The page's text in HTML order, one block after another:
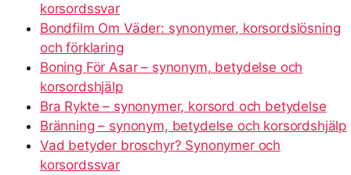
korsordssvar
Bondfilm Om Väder: synonymer, korsordslösning
och förklaring
Boning För Asar – synonym, betydelse och
korsordshjälp
Bra Rykte – synonymer, korsord och betydelse
Bränning – synonym, betydelse och korsordshjälp
Vad betyder broschyr? Synonymer och
korsordssvar